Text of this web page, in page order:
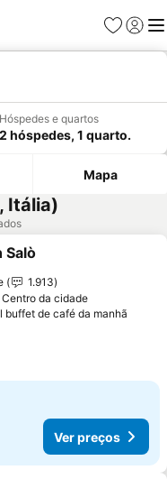
Favoritos
Iniciar
Hóspedes e quartos
2 hóspedes, 1 quarto.
Mapa
Itália)
aos favoritos
Salò
1.913
da cidade
buffet de café da manhã
Ver preços